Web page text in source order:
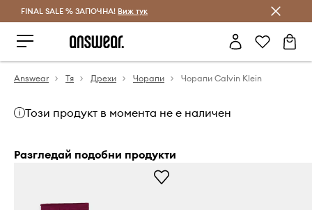
Спестявай с Answear Club
FINAL SALE % ЗАПОЧНА! Виж тук
Answear Тя Дрехи Чорапи Чорапи Calvin Klein
Този продукт в момента не е наличен
Разгледай подобни продукти